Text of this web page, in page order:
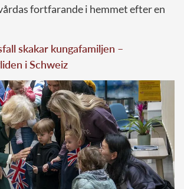
fortfarande i hemmet efter en
skakar kungafamiljen –
i Schweiz